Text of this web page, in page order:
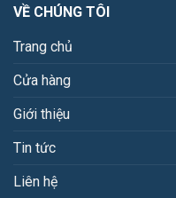
VỀ CHÚNG TÔI
Trang chủ
Cửa hàng
Giới thiệu
Tin tức
Liên hệ